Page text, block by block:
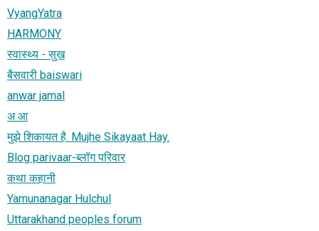
VyangYatra
HARMONY
स्वास्थ्य - सुख
बैसवारी baiswari
anwar jamal
अ आ
मुझे शिकायत है. Mujhe Sikayaat Hay.
Blog parivaar-ब्लॉग परिवार
कथा कहानी
Yamunanagar Hulchul
Uttarakhand peoples forum